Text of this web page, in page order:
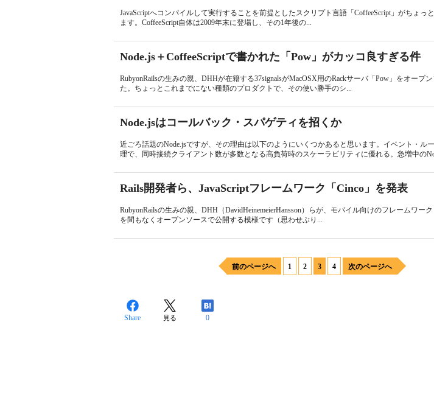
JavaScriptへコンパイルして実行することを前提としたスクリプト言語「CoffeeScript」がちょっ
ます。CoffeeScript自体は2009年末に登場し、その1年後の...
Node.js＋CoffeeScriptで書かれた「Pow」がカッコ良すぎる件
RubyonRailsの生みの親、DHHが在籍する37signalsがMacOSX用のRackサーバ「Pow」をオープ
た。ちょっとこれまでにない種類のプロダクトで、その使い勝手のシ...
Node.jsはコールバック・スパゲティを招くか
近ごろ話題のNode.jsですが、その理由は以下のようにいくつかあると思います。イベント・ル
理で、同時接続クライアント数が多数となる高負荷時のスケーラビリティに優れる。急増中の
Rails開発者ら、JavaScriptフレームワーク「Cinco」を発表
RubyonRailsの生みの親、DHH（DavidHeinemeierHansson）らが、モバイル向けのフレームワーク
を間もなくオープンソースで公開する模様です（思わせぶり...
前のページへ 1 2 3 4 次のページへ
Share 見る 0